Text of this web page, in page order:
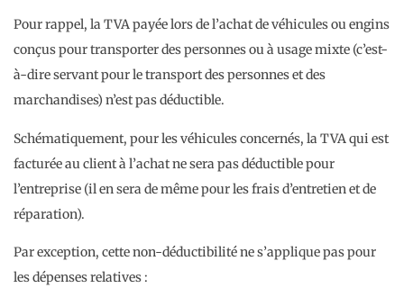
Pour rappel, la TVA payée lors de l’achat de véhicules ou engins
conçus pour transporter des personnes ou à usage mixte (c’est-
à-dire servant pour le transport des personnes et des
marchandises) n’est pas déductible.
Schématiquement, pour les véhicules concernés, la TVA qui est
facturée au client à l’achat ne sera pas déductible pour
l’entreprise (il en sera de même pour les frais d’entretien et de
réparation).
Par exception, cette non-déductibilité ne s’applique pas pour
les dépenses relatives :